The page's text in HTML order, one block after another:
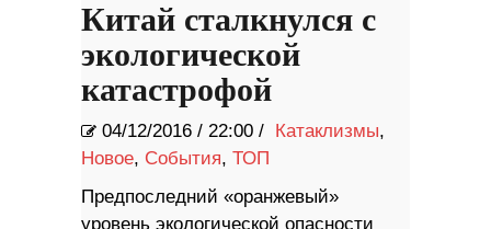
Китай сталкнулся с
экологической
катастрофой
04/12/2016 / 22:00 / Катаклизмы,
Новое, События, ТОП
Предпоследний «оранжевый»
уровень экологической опасности